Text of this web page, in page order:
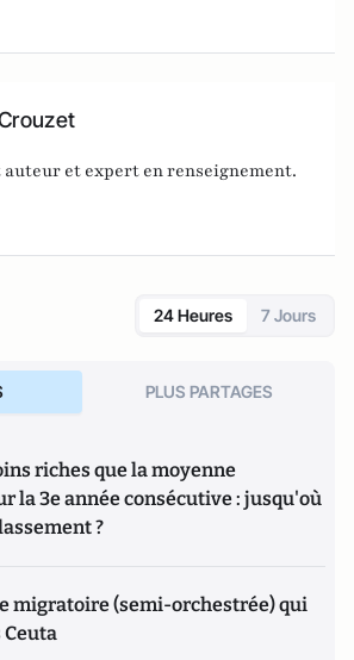
et expert en renseignement.
24 Heures 7 Jours
PLUS PARTAGES
riches que la moyenne
la 3e année consécutive : jusqu'où
?
migratoire (semi-orchestrée) qui